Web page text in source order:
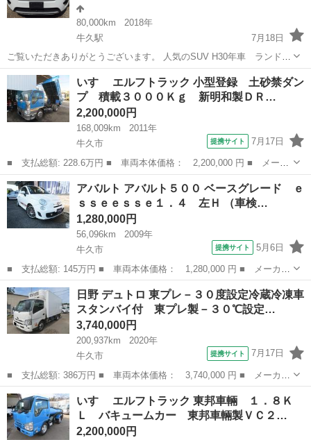
80,000km
2018年
牛久駅
7月18日
ご覧いただきありがとうございます。 人気のSUV H30年車 ランドロ
ーバー ディスカバリースポーツ HSE を出品しました。 H30年
(2018) 実行距離 : 80000km ディスカバリースポーツHSE 燃料...
茨城 牛久市 牛久駅 その他 ディスカバリー
いすゞ エルフトラック 小型登録 土砂禁ダン
プ 積載３０００Ｋｇ 新明和製ＤＲ…
2,200,000円
168,009km
2011年
牛久市
提携サイト 7月17日
■ 支払総額: 228.6万円 ■ 車両本体価格： 2,200,000 円 ■ メーカ
ー名： いすゞ ■ 車種名： エルフトラック ■ グレード名： 小
型登録 土砂禁ダンプ 積載３０００Ｋｇ 新明和製ＤＲ２－０１１
０ＳＹ型...
茨城 牛久市 その他
アバルト アバルト５００ ベースグレード ｅ
ｓｓｅｅｓｓｅ１．４ 左Ｈ （車検…
1,280,000円
56,096km
2009年
牛久市
提携サイト 5月6日
■ 支払総額: 145万円 ■ 車両本体価格： 1,280,000 円 ■ メーカー
名： アバルト ■ 車種名： アバルト５００ ■ グレード名： ベ
ースグレード ｅｓｓｅｅｓｓｅ１．４ 左Ｈ ■ 排気量： 1400cc
...
茨城 牛久市 その他
日野 デュトロ 東プレ－３０度設定冷蔵冷凍車
スタンバイ付 東プレ製－３０℃設定…
3,740,000円
200,937km
2020年
牛久市
提携サイト 7月17日
■ 支払総額: 386万円 ■ 車両本体価格： 3,740,000 円 ■ メーカー
名： 日野 ■ 車種名： デュトロ ■ グレード名： 東プレ－３０
度設定冷蔵冷凍車スタンバイ付 東プレ製－３０℃設定スタンバイ付
モデル・３...
茨城 牛久市 その他
いすゞ エルフトラック 東邦車輛 １．８Ｋ
Ｌ バキュームカー 東邦車輛製ＶＣ２…
2,200,000円